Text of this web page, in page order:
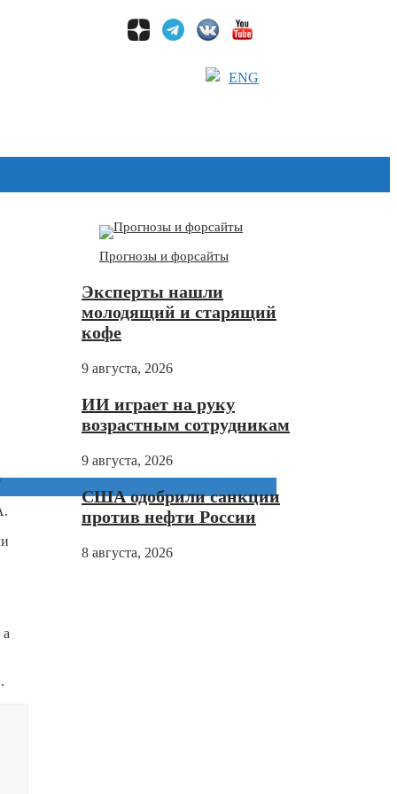
ENG
Прогнозы и форсайты
Эксперты нашли
молодящий и старящий
кофе
9 августа, 2026
ИИ играет на руку
возрастным сотрудникам
9 августа, 2026
США одобрили санкции
против нефти России
8 августа, 2026